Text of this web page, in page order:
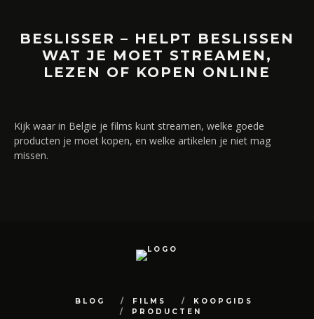
BESLISSER – HELPT BESLISSEN
WAT JE MOET STREAMEN,
LEZEN OF KOPEN ONLINE
Kijk waar in België je films kunt streamen, welke goede
producten je moet kopen, en welke artikelen je niet mag
missen.
BLOG FILMS
KOOPGIDS
PRODUCTEN